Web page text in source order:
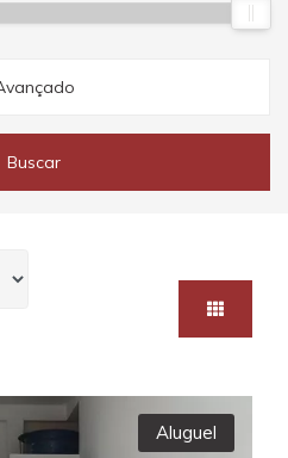
Buscar
Aluguel